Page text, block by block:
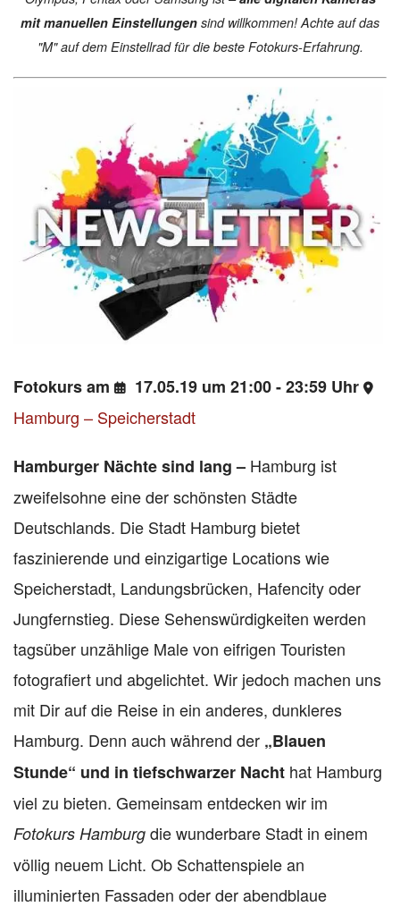
mit manuellen Einstellungen sind willkommen! Achte auf das
"M" auf dem Einstellrad für die beste Fotokurs-Erfahrung.
Fotokurs am
17.05.19 um 21:00 - 23:59 Uhr
Hamburg – Speicherstadt
Hamburger Nächte sind lang – Hamburg ist
zweifelsohne eine der schönsten Städte
Deutschlands. Die Stadt Hamburg bietet
faszinierende und einzigartige Locations wie
Speicherstadt, Landungsbrücken, Hafencity oder
Jungfernstieg. Diese Sehenswürdigkeiten werden
tagsüber unzählige Male von eifrigen Touristen
fotografiert und abgelichtet. Wir jedoch machen uns
mit Dir auf die Reise in ein anderes, dunkleres
Hamburg. Denn auch während der „Blauen
Stunde“ und in tiefschwarzer Nacht hat Hamburg
viel zu bieten. Gemeinsam entdecken wir im
Fotokurs Hamburg die wunderbare Stadt in einem
völlig neuem Licht. Ob Schattenspiele an
illuminierten Fassaden oder der abendblaue